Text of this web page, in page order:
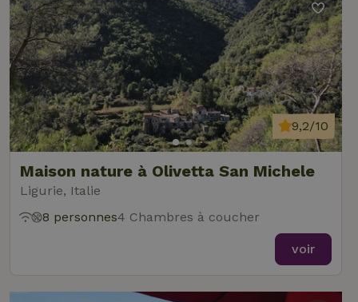
Maison nature à Olivetta San Michele
Ligurie, Italie
9,2/10
8 personnes4 Chambres à coucher
voir